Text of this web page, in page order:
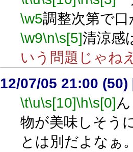
\w5調整次第で
\w9\n\s[5]清涼感
いう問題じゃね
12/07/05 21:00 (50)
\t\u\s[10]\h\s[0]
物が美味しそう
とは別だよなぁ